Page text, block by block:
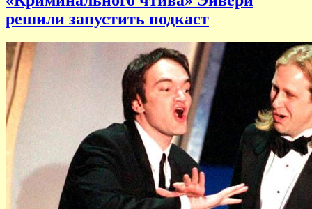
решили запустить подкаст